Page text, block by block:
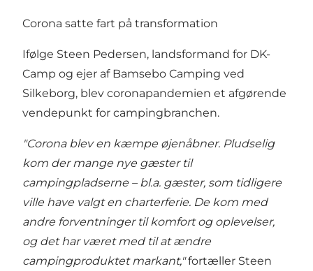
Corona satte fart på transformation
Ifølge Steen Pedersen, landsformand for DK-
Camp og ejer af Bamsebo Camping ved
Silkeborg, blev coronapandemien et afgørende
vendepunkt for campingbranchen.
"Corona blev en kæmpe øjenåbner. Pludselig
kom der mange nye gæster til
campingpladserne – bl.a. gæster, som tidligere
ville have valgt en charterferie. De kom med
andre forventninger til komfort og oplevelser,
og det har været med til at ændre
campingproduktet markant,"fortæller Steen